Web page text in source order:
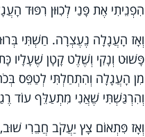
הִפְנֵיתִי אֶת פָּנַי לְכִוּוּן רִפּוּד
וְאָז הָעֲגָלָה נֶעֶצְרָה. חַשְׁתִּי
מִן הָעֲגָלָה וְהִתְחַלְתִּי לְטַפֵּס
וְהִרְגַּשְׁתִּי שֶׁאֲנִי מִתְעַלֵּף עוֹד
וְאָז פִּתְאוֹם צָץ יַעֲקֹב חֲבֵרִי